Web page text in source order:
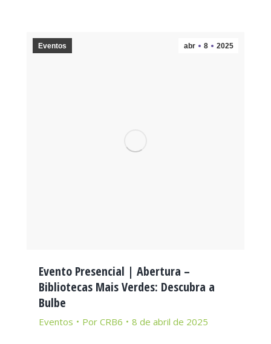
abr 8 2025
Eventos
Evento Presencial | Abertura –
Bibliotecas Mais Verdes: Descubra a
Bulbe
Eventos Por CRB6 8 de abril de 2025